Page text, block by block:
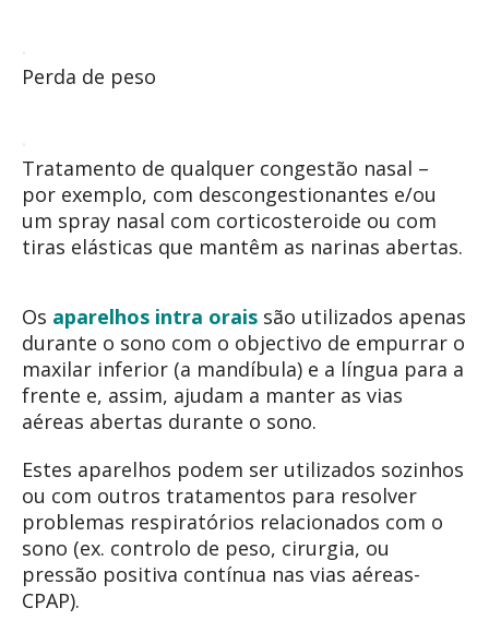
Perda de peso
Tratamento de qualquer congestão nasal –
por exemplo, com descongestionantes e/ou
um spray nasal com corticosteroide ou com
tiras elásticas que mantêm as narinas abertas.
Os aparelhos intra orais são utilizados ​​apenas
durante o sono com o objectivo de empurrar o
maxilar inferior (a mandíbula) e a língua para a
frente e, assim, ajudam a manter as vias
aéreas abertas durante o sono.
Estes aparelhos podem ser utilizados sozinhos
ou com outros tratamentos para resolver
problemas respiratórios relacionados com o
sono (ex. controlo de peso, cirurgia, ou
pressão positiva contínua nas vias aéreas-
CPAP).